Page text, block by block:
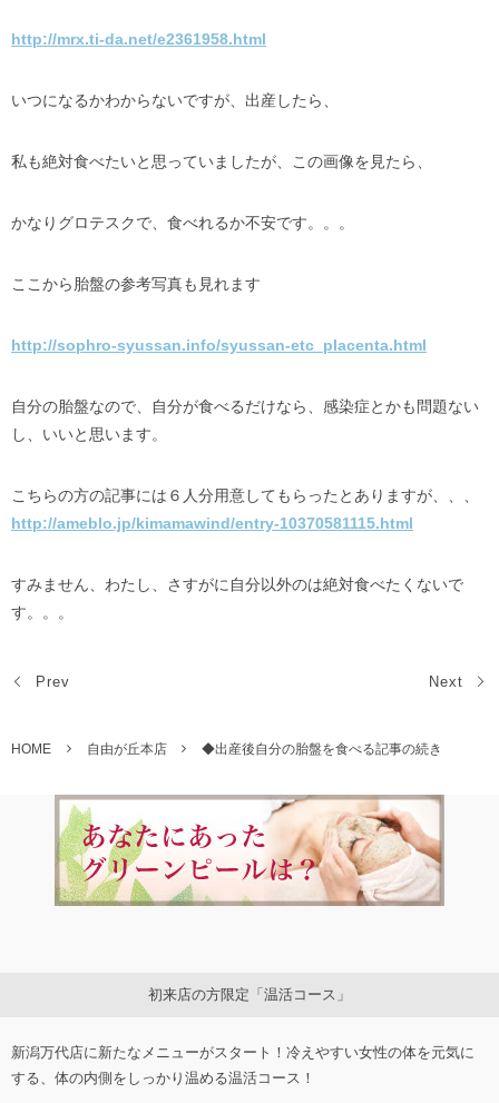
http://mrx.ti-da.net/e2361958.html
いつになるかわからないですが、出産したら、
私も絶対食べたいと思っていましたが、この画像を見たら、
かなりグロテスクで、食べれるか不安です。。。
ここから胎盤の参考写真も見れます
http://sophro-syussan.info/syussan-etc_placenta.html
自分の胎盤なので、自分が食べるだけなら、感染症とかも問題ない
し、いいと思います。
こちらの方の記事には６人分用意してもらったとありますが、、、
http://ameblo.jp/kimamawind/entry-10370581115.html
すみません、わたし、さすがに自分以外のは絶対食べたくないで
す。。。
Prev Next
HOME 自由が丘本店 ◆出産後自分の胎盤を食べる記事の続き
初来店の方限定「温活コース」
新潟万代店に新たなメニューがスタート！冷えやすい女性の体を元気に
する、体の内側をしっかり温める温活コース！